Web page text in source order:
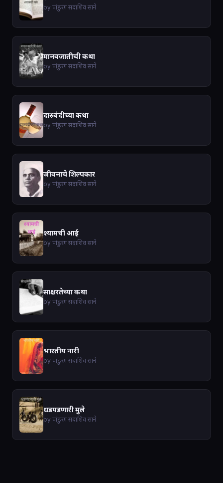
by पांडुरंग सदाशिव साने
मानवजातीची कथा
by पांडुरंग सदाशिव साने
दारुवंदीच्या कथा
by पांडुरंग सदाशिव साने
जीवनाचे शिल्पकार
by पांडुरंग सदाशिव साने
श्यामची आई
by पांडुरंग सदाशिव साने
साक्षरतेच्या कथा
by पांडुरंग सदाशिव साने
भारतीय नारी
by पांडुरंग सदाशिव साने
धडपडणारी मुले
by पांडुरंग सदाशिव साने